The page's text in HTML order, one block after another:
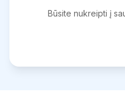
Būsite nukreipti į